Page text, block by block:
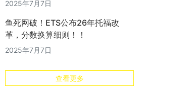
2025年7月7日
鱼死网破！ETS公布26年托福改
革，分数换算细则！！
2025年7月7日
查看更多